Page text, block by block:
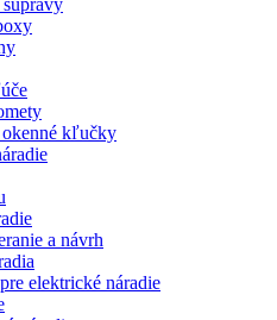
kľučky
a návrh
elektrické náradie